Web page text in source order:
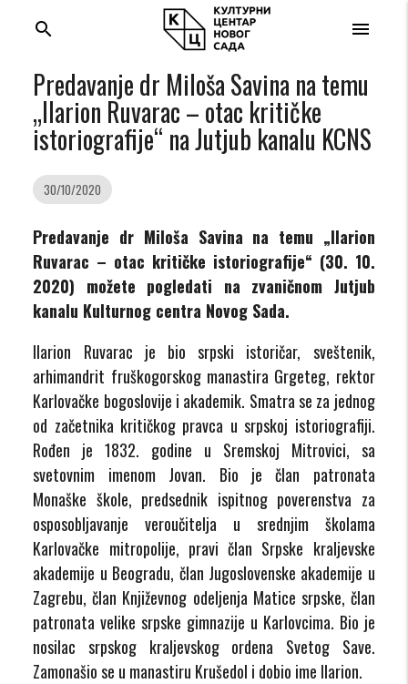
menu
search
Predavanje dr Miloša Savina na temu
„Ilarion Ruvarac – otac kritičke
istoriografije“ na Jutjub kanalu KCNS
30/10/2020
Predavanje dr Miloša Savina na temu „Ilarion
Ruvarac – otac kritičke istoriografije“ (30. 10.
2020) možete pogledati na zvaničnom Jutjub
kanalu Kulturnog centra Novog Sada.
Ilarion Ruvarac je bio srpski istoričar, sveštenik,
arhimandrit fruškogorskog manastira Grgeteg, rektor
Karlovačke bogoslovije i akademik. Smatra se za jednog
od začetnika kritičkog pravca u srpskoj istoriografiji.
Rođen je 1832. godine u Sremskoj Mitrovici, sa
svetovnim imenom Jovan. Bio je član patronata
Monaške škole, predsednik ispitnog poverenstva za
osposobljavanje veroučitelja u srednjim školama
Karlovačke mitropolije, pravi član Srpske kraljevske
akademije u Beogradu, član Jugoslovenske akademije u
Zagrebu, član Književnog odeljenja Matice srpske, član
patronata velike srpske gimnazije u Karlovcima. Bio je
nosilac srpskog kraljevskog ordena Svetog Save.
Zamonašio se u manastiru Krušedol i dobio ime Ilarion.